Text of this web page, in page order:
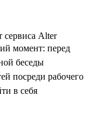
сервиса Alter
момент: перед
беседы
посреди рабочего
в себя